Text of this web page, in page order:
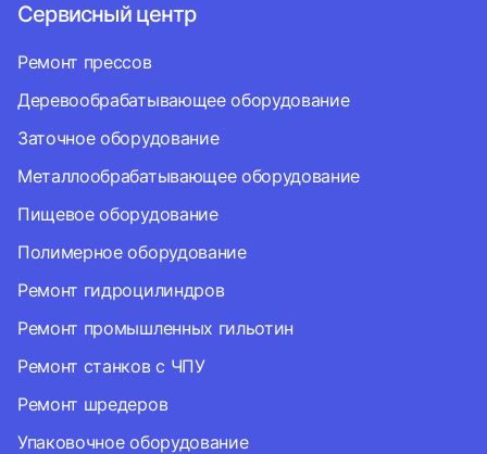
Сервисный центр
Ремонт прессов
Деревообрабатывающее оборудование
Заточное оборудование
Металлообрабатывающее оборудование
Пищевое оборудование
Полимерное оборудование
Ремонт гидроцилиндров
Ремонт промышленных гильотин
Ремонт станков с ЧПУ
Ремонт шредеров
Упаковочное оборудование